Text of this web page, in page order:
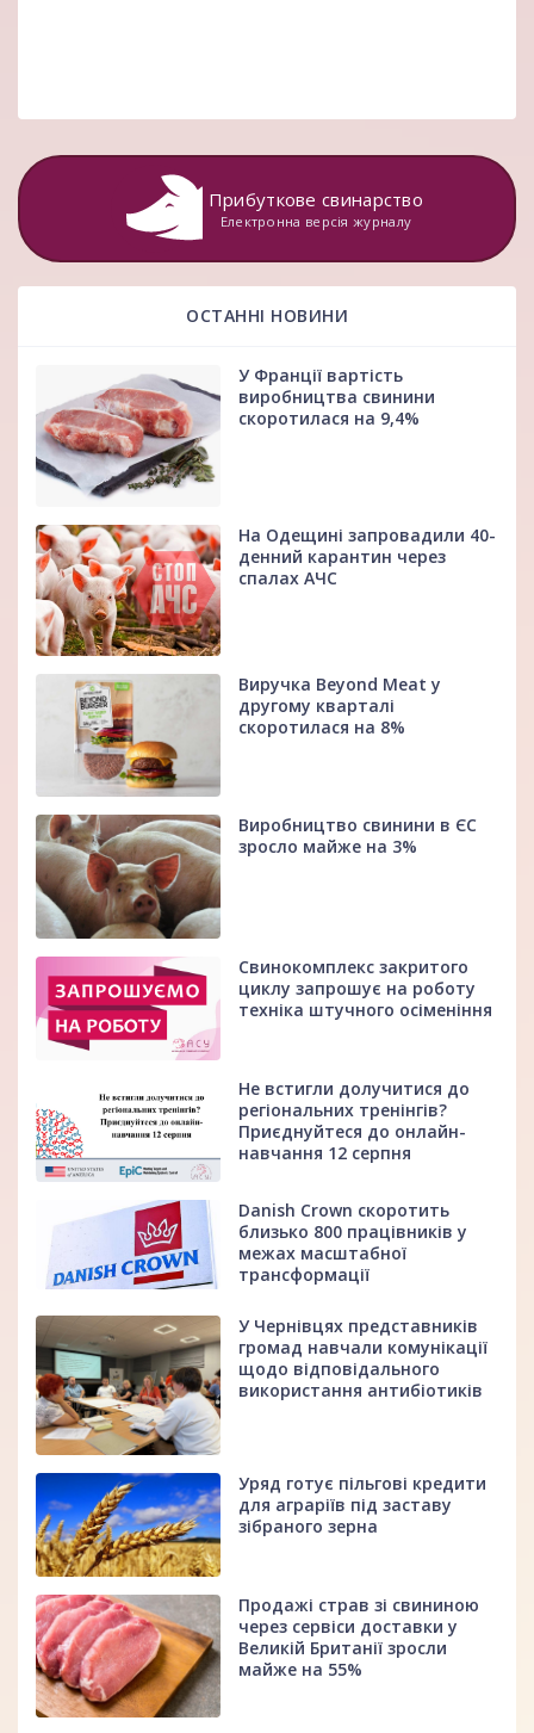
Прибуткове свинарство
Електронна версія журналу
ОСТАННІ НОВИНИ
У Франції вартість
виробництва свинини
скоротилася на 9,4%
На Одещині запровадили 40-
денний карантин через
спалах АЧС
Виручка Beyond Meat у
другому кварталі
скоротилася на 8%
Виробництво свинини в ЄС
зросло майже на 3%
Свинокомплекс закритого
циклу запрошує на роботу
техніка штучного осіменіння
Не встигли долучитися до
регіональних тренінгів?
Приєднуйтеся до онлайн-
навчання 12 серпня
Danish Crown скоротить
близько 800 працівників у
межах масштабної
трансформації
У Чернівцях представників
громад навчали комунікації
щодо відповідального
використання антибіотиків
Уряд готує пільгові кредити
для аграріїв під заставу
зібраного зерна
Продажі страв зі свининою
через сервіси доставки у
Великій Британії зросли
майже на 55%